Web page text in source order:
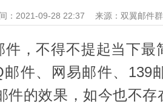
：2021-09-28 22:37 来源：双翼邮件
件，不得不提起当下最
件、网易邮件、139
件的效果，如今也不